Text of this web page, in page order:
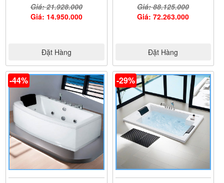
Giá: 21.928.000
Giá: 14.950.000
Đặt Hàng
Giá: 88.125.000
Giá: 72.263.000
Đặt Hàng
-44% -29%